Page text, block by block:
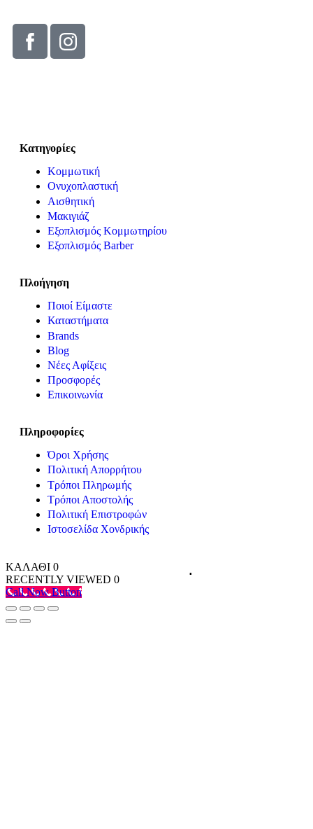
Κατηγορίες
Κομμωτική
Ονυχοπλαστική
Αισθητική
Μακιγιάζ
Εξοπλισμός Κομμωτηρίου
Εξοπλισμός Barber
Πλοήγηση
Ποιοί Είμαστε
Καταστήματα
Brands
Blog
Νέες Αφίξεις
Προσφορές
Επικοινωνία
Πληροφορίες
Όροι Χρήσης
Πολιτική Απορρήτου
Τρόποι Πληρωμής
Τρόποι Αποστολής
Πολιτική Επιστροφών
Ιστοσελίδα Χονδρικής
ΚΑΛΑΘΙ 0
RECENTLY VIEWED 0
Call Now Button